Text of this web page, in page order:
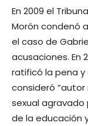
En 2009 el
Morón condenó
el caso de
acusaciones. En
ratificó la pena y
consideró
sexual
de la educación